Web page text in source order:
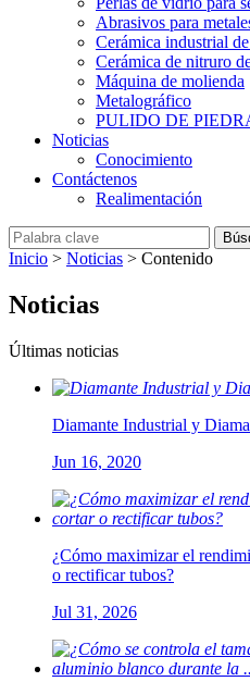
Abrasivos para
Cerámica industrial
Cerámica de nitruro
Máquina de molienda
Metalográfico
PULIDO DE
Noticias
Conocimiento
Contáctenos
Realimentación
Inicio > Noticias > Contenido
Noticias
Últimas noticias
Diamante Industrial y
Jun 16, 2020
¿Cómo maximizar el
o rectificar tubos?
Jul 31, 2026